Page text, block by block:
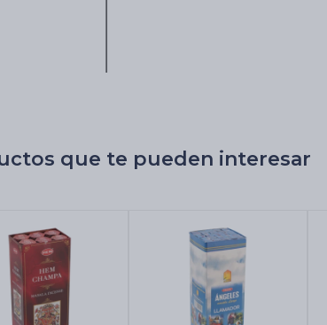
que te pueden interesar